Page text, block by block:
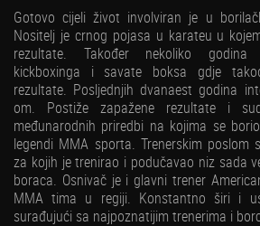
Gotovo cijeli život involviran je u
Nositelj je crnog pojasa u karateu u
rezultate. Također nekoliko godina
kickboxinga i savate boksa gdje
rezultate. Posljednjih dvanaest godina
om. Postiže zapažene rezultate i
međunarodnih priredbi na kojima se
legendi MMA sporta. Trenerskim poslom
za kojih je trenirao i podučavao niz sada
boraca. Osnivač je i glavni trener
MMA tima u regiji. Konstantno širi i
surađujući sa najpoznatijim trenerima i